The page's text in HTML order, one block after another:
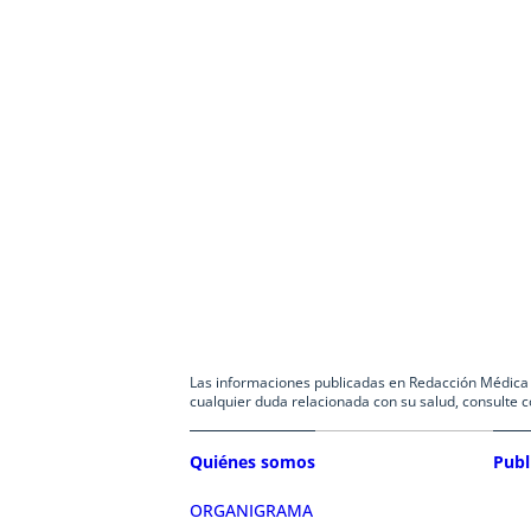
Las informaciones publicadas en Redacción
cualquier duda relacionada con su salud, consulte
Quiénes somos
ORGANIGRAMA